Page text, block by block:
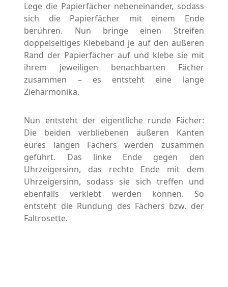
Lege die Papierfächer nebeneinander, sodass
sich die Papierfächer mit einem Ende
berühren. Nun bringe einen Streifen
doppelseitiges Klebeband je auf den äußeren
Rand der Papierfächer auf und klebe sie mit
ihrem jeweiligen benachbarten Fächer
zusammen – es entsteht eine lange
Zieharmonika.
Nun entsteht der eigentliche runde Fächer:
Die beiden verbliebenen äußeren Kanten
eures langen Fächers werden zusammen
geführt. Das linke Ende gegen den
Uhrzeigersinn, das rechte Ende mit dem
Uhrzeigersinn, sodass sie sich treffen und
ebenfalls verklebt werden können. So
entsteht die Rundung des Fächers bzw. der
Faltrosette.